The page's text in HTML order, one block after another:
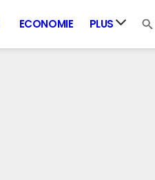
ECONOMIE PLUS